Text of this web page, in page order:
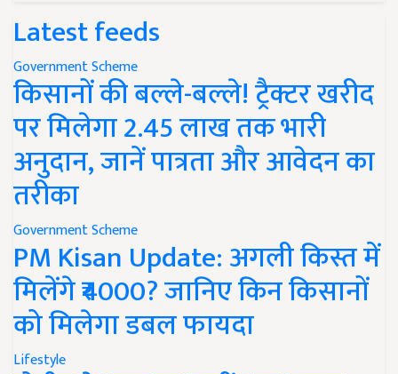
Latest feeds
Government Scheme
किसानों की बल्ले-बल्ले! ट्रैक्टर खरीद
पर मिलेगा 2.45 लाख तक भारी
अनुदान, जानें पात्रता और आवेदन का
तरीका
Government Scheme
PM Kisan Update: अगली किस्त में
मिलेंगे ₹4000? जानिए किन किसानों
को मिलेगा डबल फायदा
Lifestyle